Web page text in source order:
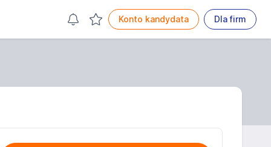
Konto kandydata Dla firm